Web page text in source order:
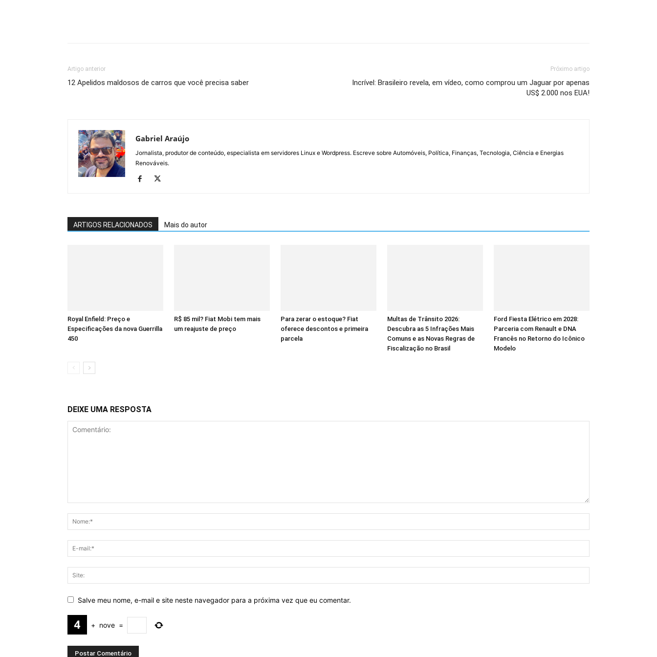
Artigo anterior
12 Apelidos maldosos de carros que você precisa saber
Próximo artigo
Incrível: Brasileiro revela, em vídeo, como comprou um Jaguar por apenas
US$ 2.000 nos EUA!
Gabriel Araújo
Jornalista, produtor de conteúdo, especialista em servidores Linux e Wordpress. Escreve sobre Automóveis, Política, Finanças, Tecnologia, Ciência e Energias
Renováveis.
ARTIGOS RELACIONADOS Mais do autor
Royal Enfield: Preço e
Especificações da nova Guerrilla
450
R$ 85 mil? Fiat Mobi tem mais
um reajuste de preço
Para zerar o estoque? Fiat
oferece descontos e primeira
parcela
Multas de Trânsito 2026:
Descubra as 5 Infrações Mais
Comuns e as Novas Regras de
Fiscalização no Brasil
Ford Fiesta Elétrico em 2028:
Parceria com Renault e DNA
Francês no Retorno do Icônico
Modelo
DEIXE UMA RESPOSTA
Salve meu nome, e-mail e site neste navegador para a próxima vez que eu comentar.
+ nove =